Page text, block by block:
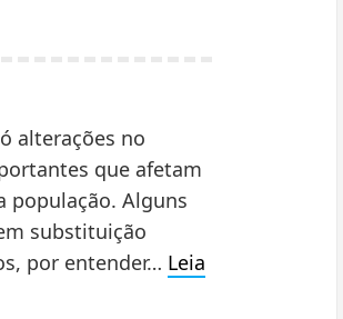
alterações no
que afetam
população. Alguns
substituição
por entender… Leia